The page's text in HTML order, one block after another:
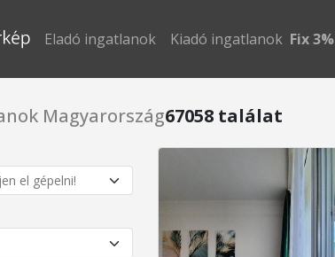
Eladó ingatlanok Kiadó ingatlanok Fix 3%
Magyarország67058 találat